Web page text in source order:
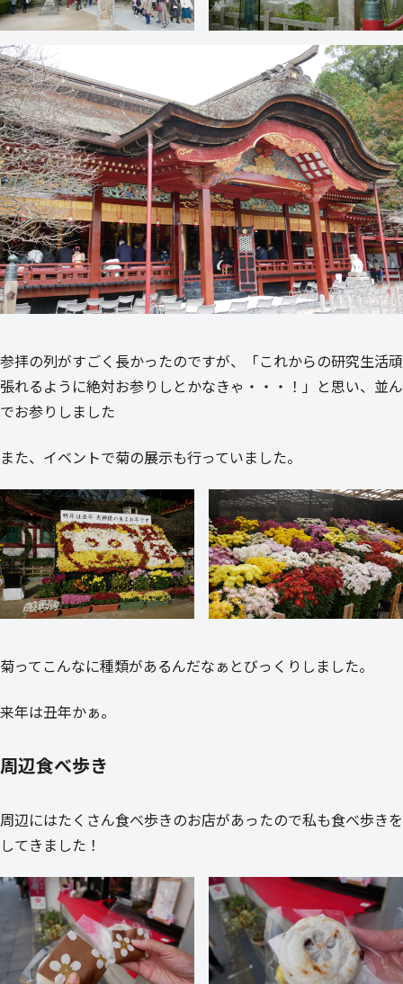
参拝の列がすごく長かったのですが、「これからの研究生活頑
張れるように絶対お参りしとかなきゃ・・・！」と思い、並ん
でお参りしました
また、イベントで菊の展示も行っていました。
菊ってこんなに種類があるんだなぁとびっくりしました。
来年は丑年かぁ。
周辺食べ歩き
周辺にはたくさん食べ歩きのお店があったので私も食べ歩きを
してきました！